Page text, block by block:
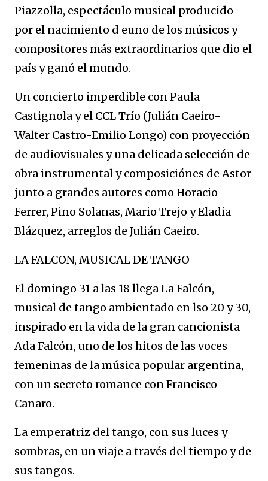
Piazzolla, espectáculo musical producido
por el nacimiento d euno de los músicos y
compositores más extraordinarios que dio el
país y ganó el mundo.
Un concierto imperdible con Paula
Castignola y el CCL Trío (Julián Caeiro-
Walter Castro-Emilio Longo) con proyección
de audiovisuales y una delicada selección de
obra instrumental y composiciónes de Astor
junto a grandes autores como Horacio
Ferrer, Pino Solanas, Mario Trejo y Eladia
Blázquez, arreglos de Julián Caeiro.
LA FALCON, MUSICAL DE TANGO
El domingo 31 a las 18 llega La Falcón,
musical de tango ambientado en lso 20 y 30,
inspirado en la vida de la gran cancionista
Ada Falcón, uno de los hitos de las voces
femeninas de la música popular argentina,
con un secreto romance con Francisco
Canaro.
La emperatriz del tango, con sus luces y
sombras, en un viaje a través del tiempo y de
sus tangos.